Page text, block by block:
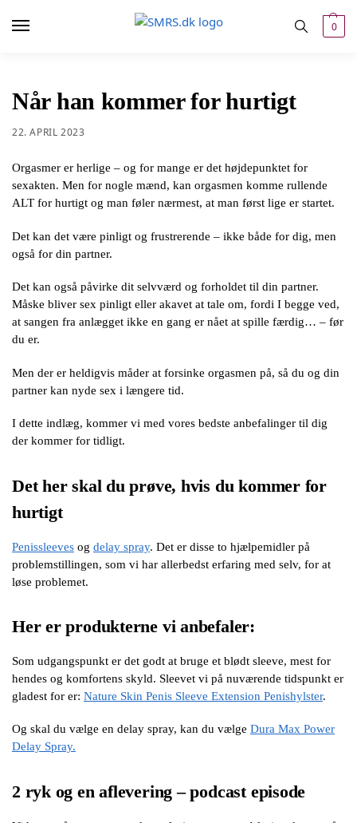
0
Når han kommer for hurtigt
22. APRIL 2023
Orgasmer er herlige – og for mange er det højdepunktet for
sexakten. Men for nogle mænd, kan orgasmen komme rullende
ALT for hurtigt og man føler nærmest, at man først lige er startet.
Det kan det være pinligt og frustrerende – ikke både for dig, men
også for din partner.
Det kan også påvirke dit selvværd og forholdet til din partner.
Måske bliver sex pinligt eller akavet at tale om, fordi I begge ved,
at sangen fra anlægget ikke en gang er nået at spille færdig… – før
du er.
Men der er heldigvis måder at forsinke orgasmen på, så du og din
partner kan nyde sex i længere tid.
I dette indlæg, kommer vi med vores bedste anbefalinger til dig
der kommer for tidligt.
Det her skal du prøve, hvis du kommer for
hurtigt
Penissleeves og delay spray. Det er disse to hjælpemidler på
problemstillingen, som vi har allerbedst erfaring med selv, for at
løse problemet.
Her er produkterne vi anbefaler:
Som udgangspunkt er det godt at bruge et blødt sleeve, mest for
hendes og komfortens skyld. Sleevet vi på nuværende tidspunkt er
gladest for er: Nature Skin Penis Sleeve Extension Penishylster.
Og skal du vælge en delay spray, kan du vælge Dura Max Power
Delay Spray.
2 ryk og en aflevering – podcast episode